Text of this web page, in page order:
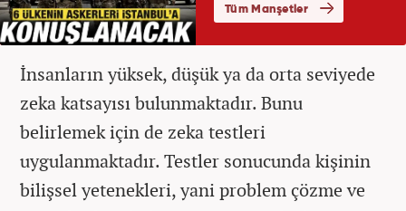
İnsanların yüksek, düşük ya da orta seviyede
zeka katsayısı bulunmaktadır. Bunu
belirlemek için de zeka testleri
uygulanmaktadır. Testler sonucunda kişinin
bilişsel yetenekleri, yani problem çözme ve